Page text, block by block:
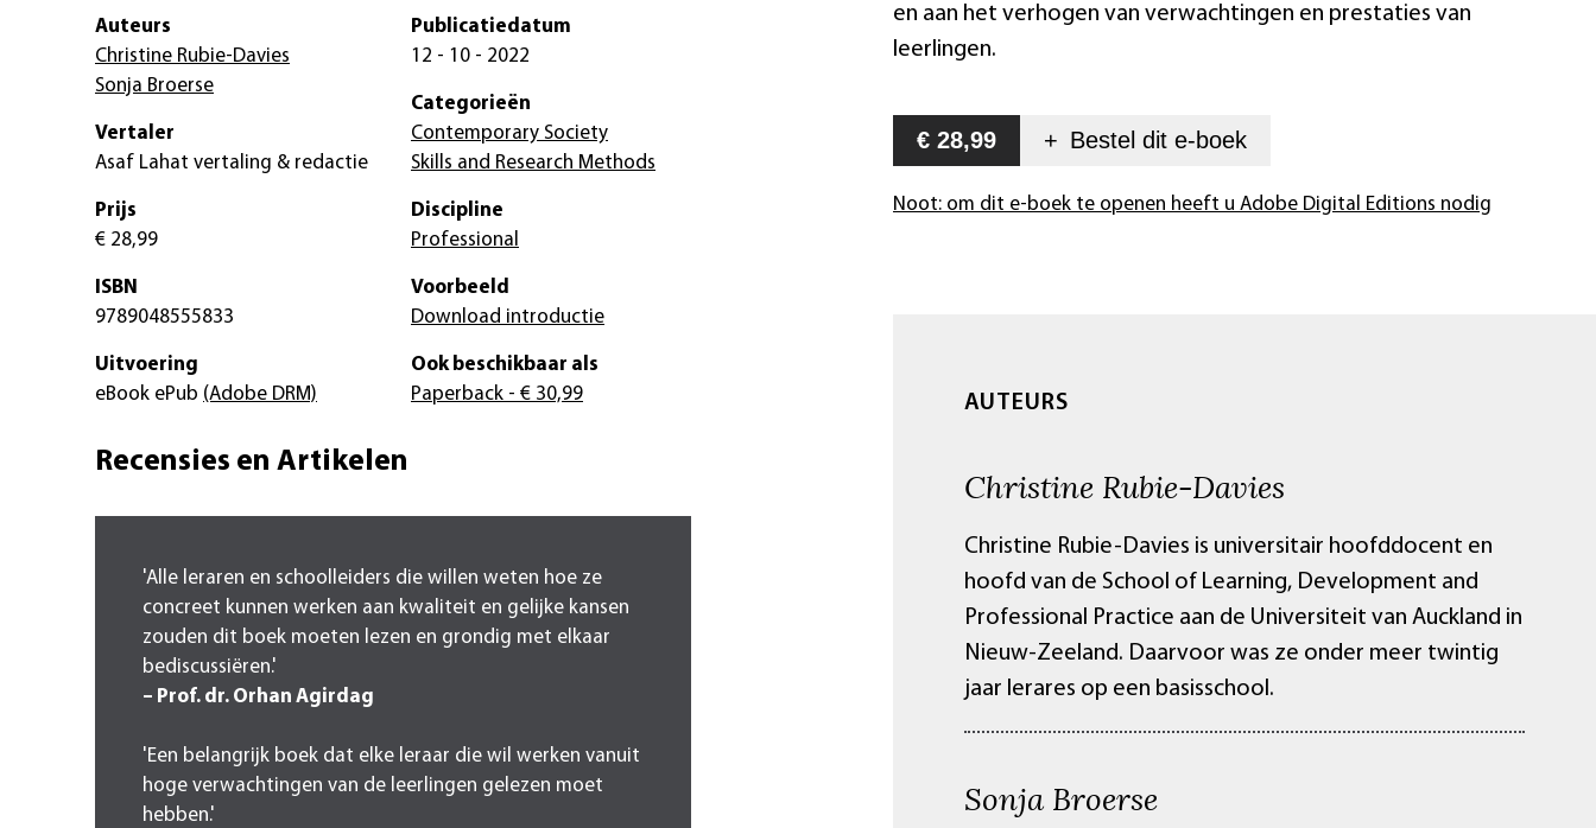
en aan het verhogen van verwachtingen en prestaties van
leerlingen.
€ 28,99 + Bestel dit e-boek
Noot: om dit e-boek te openen heeft u Adobe Digital Editions nodig
AUTEURS
Christine Rubie-Davies
Christine Rubie-Davies is universitair hoofddocent en
hoofd van de School of Learning, Development and
Professional Practice aan de Universiteit van Auckland in
Nieuw-Zeeland. Daarvoor was ze onder meer twintig
jaar lerares op een basisschool.
Sonja Broerse
Auteurs
Christine Rubie-Davies
Sonja Broerse
Vertaler
Asaf Lahat vertaling & redactie
Prijs
€ 28,99
ISBN
9789048555833
Uitvoering
eBook ePub (Adobe DRM)
Publicatiedatum
12 - 10 - 2022
Categorieën
Contemporary Society
Skills and Research Methods
Discipline
Professional
Voorbeeld
Download introductie
Ook beschikbaar als
Paperback - € 30,99
Recensies en Artikelen
'Alle leraren en schoolleiders die willen weten hoe ze
concreet kunnen werken aan kwaliteit en gelijke kansen
zouden dit boek moeten lezen en grondig met elkaar
bediscussiëren.'
– Prof. dr. Orhan Agirdag
'Een belangrijk boek dat elke leraar die wil werken vanuit
hoge verwachtingen van de leerlingen gelezen moet
hebben.'